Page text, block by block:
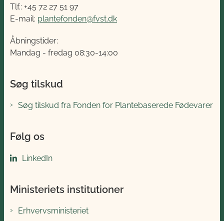
Tlf.: +45 72 27 51 97
E-mail: plantefonden@fvst.dk
Åbningstider:
Mandag - fredag 08:30-14:00
Søg tilskud
Søg tilskud fra Fonden for Plantebaserede Fødevarer
Følg os
LinkedIn
Ministeriets institutioner
Erhvervsministeriet